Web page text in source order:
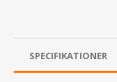
SPECIFIKATIONER